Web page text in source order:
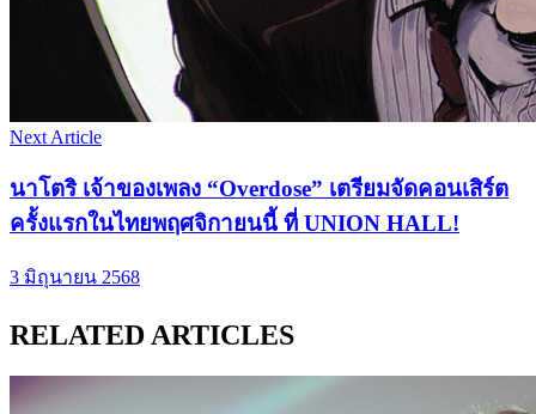
Next Article
นาโตริ เจ้าของเพลง “Overdose” เตรียมจัดคอนเสิร์ต
ครั้งแรกในไทยพฤศจิกายนนี้ ที่ UNION HALL!
3 มิถุนายน 2568
RELATED ARTICLES